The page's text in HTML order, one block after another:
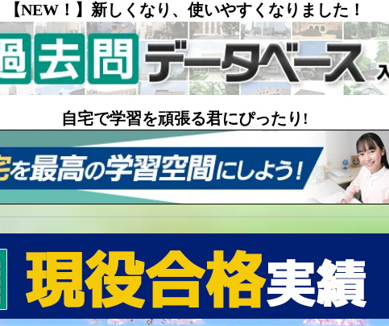
【NEW！】新しくなり、使いやすくなりました！
自宅で学習を頑張る君にぴったり!